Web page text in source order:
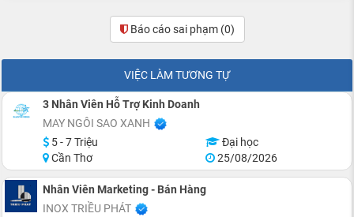
Báo cáo sai phạm (0)
VIỆC LÀM TƯƠNG TỰ
3 Nhân Viên Hỗ Trợ Kinh Doanh
MAY NGÔI SAO XANH
5 - 7 Triệu
Đại học
Cần Thơ
25/08/2026
Nhân Viên Marketing - Bán Hàng
INOX TRIỀU PHÁT